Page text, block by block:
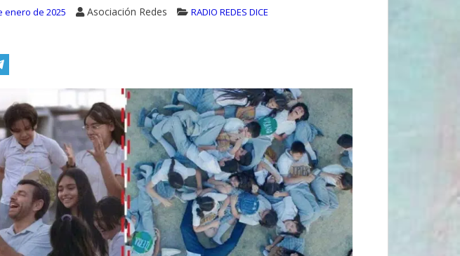
enero de 2025 Asociación Redes RADIO REDES DICE